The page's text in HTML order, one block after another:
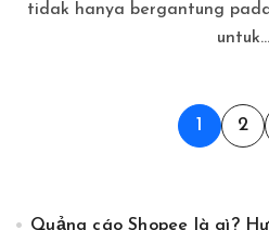
tidak hanya bergantung
untuk...
Posts
1 2
Quảng cáo Shopee là gì?